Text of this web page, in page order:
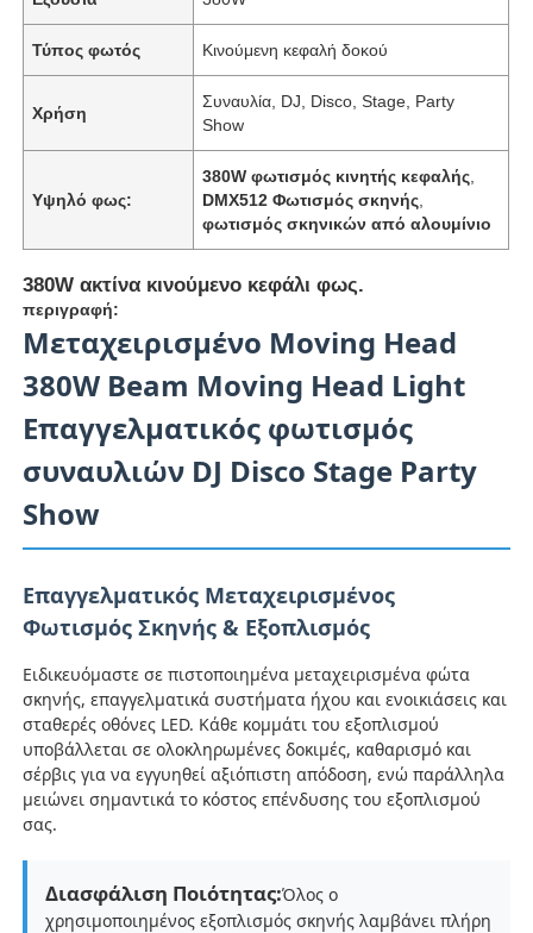
Τύπος φωτός Κινούμενη κεφαλή δοκού
Χρήση
Συναυλία, DJ, Disco, Stage, Party
Show
Υψηλό φως:
380W φωτισμός κινητής κεφαλής
DMX512 Φωτισμός σκηνής
φωτισμός σκηνικών από αλουμίνιο
380W ακτίνα κινούμενο κεφάλι φως.
περιγραφή:
Μεταχειρισμένο Moving Head
380W Beam Moving Head Light
Επαγγελματικός φωτισμός
συναυλιών DJ Disco Stage Party
Show
Επαγγελματικός Μεταχειρισμένος
Φωτισμός Σκηνής & Εξοπλισμός
Ειδικευόμαστε σε πιστοποιημένα μεταχειρισμένα φώτα
σκηνής, επαγγελματικά συστήματα ήχου και ενοικιάσεις και
σταθερές οθόνες LED. Κάθε κομμάτι του εξοπλισμού
υποβάλλεται σε ολοκληρωμένες δοκιμές, καθαρισμό και
σέρβις για να εγγυηθεί αξιόπιστη απόδοση, ενώ παράλληλα
μειώνει σημαντικά το κόστος επένδυσης του εξοπλισμού
σας.
Διασφάλιση Ποιότητας:Όλος ο
χρησιμοποιημένος εξοπλισμός σκηνής λαμβάνει πλήρη